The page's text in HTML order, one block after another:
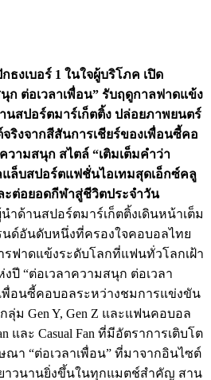
งเบอร์ 1 ในใจผู้บริโภค เปิด
ก ต่อเวลาเพื่อน” รับฤดูกาลฟาดแข้ง
นสปอร์ตมาร์เก็ตติ้ง ปล่อยภาพยนตร์
งจากสีสันการเชียร์ของเพื่อนซี้คอ
วามสนุก สไตล์ “เติมเต็มคำว่า
ล็บสปอร์ตแฟชั่นไอเทมสุดเอ็กซ์คลู
ต่อยอดกีฬาสู่ชีวิตประจำวัน
ำด้านสปอร์ตมาร์เก็ตติ้งเดินหน้าเต็ม
ด์อันดับหนึ่งที่ครองใจคอบอลไทย
รฟาดแข้งระดับโลกที่แฟนทั่วโลกเฝ้า
ปี “ต่อเวลาความสนุก ต่อเวลา
พื่อนซี้คอบอลระหว่างชมการแข่งขัน
ลุ่ม Gen Y, Gen Z และแฟนคอบอล
และ Casual Fan ที่มีอัตราการเติบโต
ณา “ต่อเวลาเพื่อน” ที่มาจากอินไซต์
าวนานยิ่งขึ้นในทุกแมตช์สำคัญ สาน